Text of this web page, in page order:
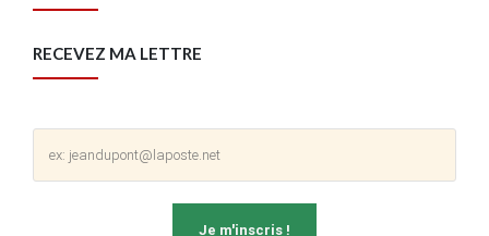
RECEVEZ MA LETTRE